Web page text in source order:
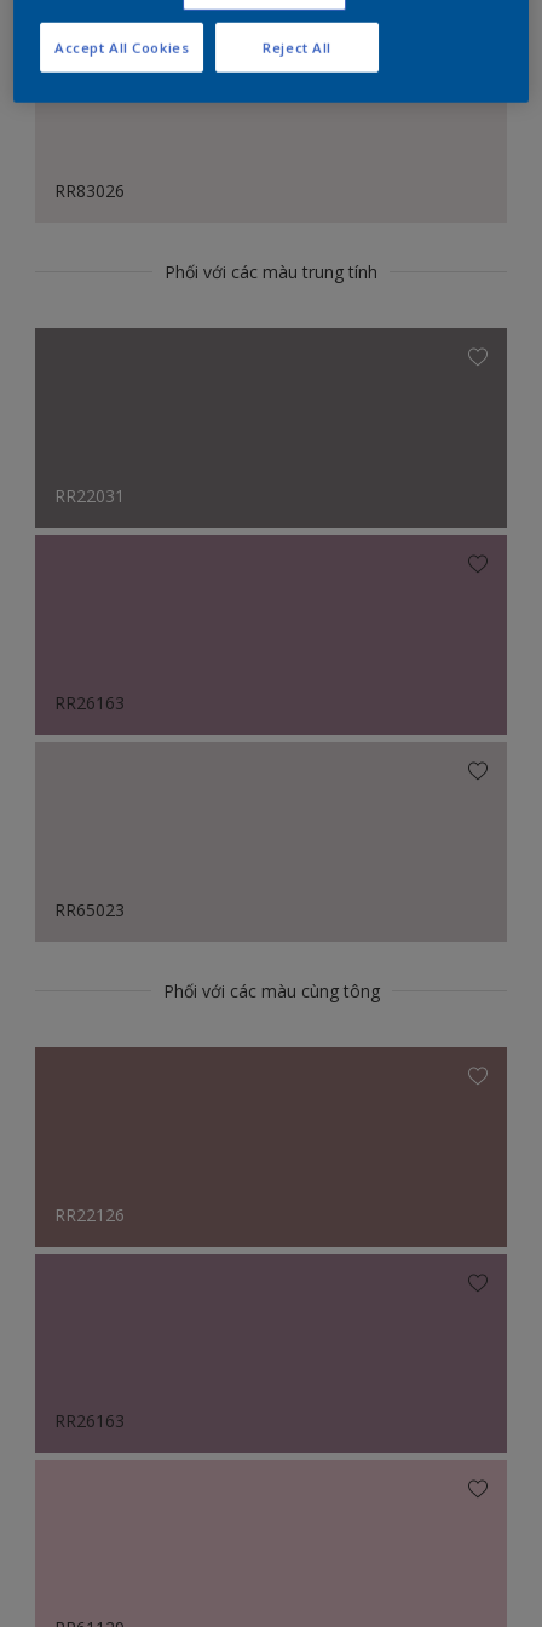
RR83026
Phối với các màu trung tính
RR22031
RR26163
RR65023
Phối với các màu cùng tông
RR22126
RR26163
Reject All
Accept All Cookies